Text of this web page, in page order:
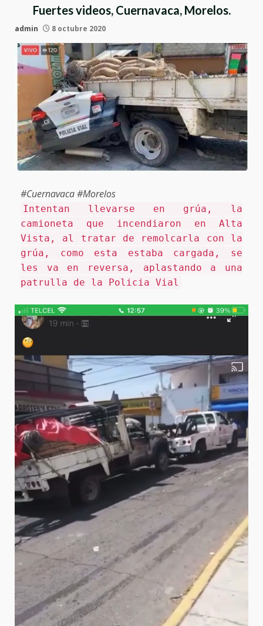
Fuertes videos, Cuernavaca, Morelos.
admin 8 octubre 2020
#Cuernavaca #Morelos
Intentan llevarse en grúa, la
camioneta que incendiaron en Alta
Vista, al tratar de remolcarla con la
grúa, como esta estaba cargada, se
les va en reversa, aplastando a una
patrulla de la Policia Vial